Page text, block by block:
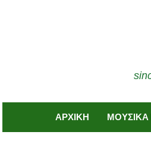
ΑΡΧΙΚΗ ΜΟΥΣΙΚΑ